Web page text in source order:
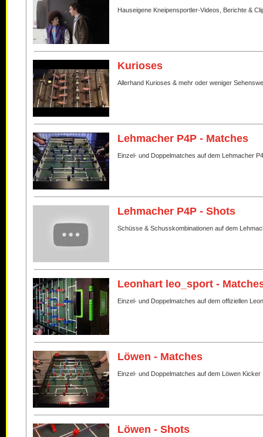
Hauseigene Kneipensportler-Videos, Berichte &
Kurioses
Allerhand Kurioses & mehr oder weniger
Lehmacher P4P - Matches
Einzel- und Doppelmatches auf dem Lehmacher
Lehmacher P4P - Shots
Schüsse & Schusskombinationen auf dem
Leonhart leo_sport -
Einzel- und Doppelmatches auf dem offiziellen
Löwen - Matches
Einzel- und Doppelmatches auf dem Löwen Kicker
Löwen - Shots